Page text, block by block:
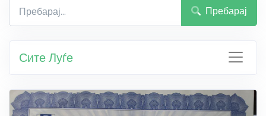
Пребарај
Сите Луѓе